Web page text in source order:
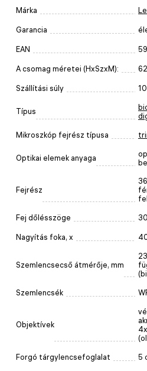
Márka
Garancia
EAN
A csomag méretei (HxSzxM):
Szállítási súly
Típus
Mikroszkóp fejrész típusa
Optikai elemek anyaga
Fejrész
Fej dőlésszöge
Nagyítás foka, x
Szemlencsecső átmérője, mm
Szemlencsék
Objektívek
Forgó tárgylencsefoglalat 5